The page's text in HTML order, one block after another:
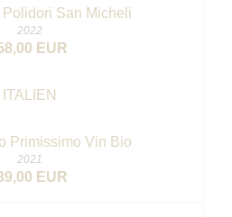
San Micheli
2022
EUR
ITALIEN
Primissimo Vin Bio
2021
EUR